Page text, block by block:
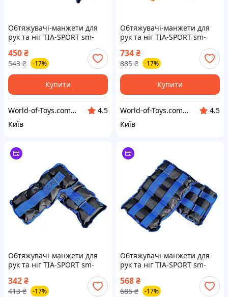
Обтяжувачі-манжети для
рук та ніг TIA-SPORT sm-
1351, 2x1,5 кг, World-of-Toys
450₴
543 ₴ -17%
Купити
World-of-Toys.com.ua
4.5
Київ
Обтяжувачі-манжети для
рук та ніг TIA-SPORT sm-
1356, 2x4,0 кг, World-of-Toys
734₴
885 ₴ -17%
Купити
World-of-Toys.com.ua
4.5
Київ
Обтяжувачі-манжети для
рук та ніг TIA-SPORT sm-
Toys
342₴
413 ₴ -17%
Обтяжувачі-манжети для
рук та ніг TIA-SPORT sm-
1353, 2x2,5 кг, World-of-Toys
568₴
685 ₴ -17%